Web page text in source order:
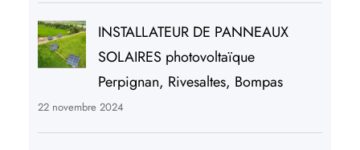
INSTALLATEUR DE PANNEAUX
SOLAIRES photovoltaïque
Perpignan, Rivesaltes, Bompas
22 novembre 2024